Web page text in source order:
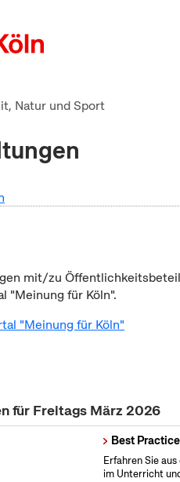
Natur und Sport
mit/zu
"Meinung für Köln".
"Meinung für Köln"
für Freitags März 2026
Best
Erfahren Sie
im Unterricht